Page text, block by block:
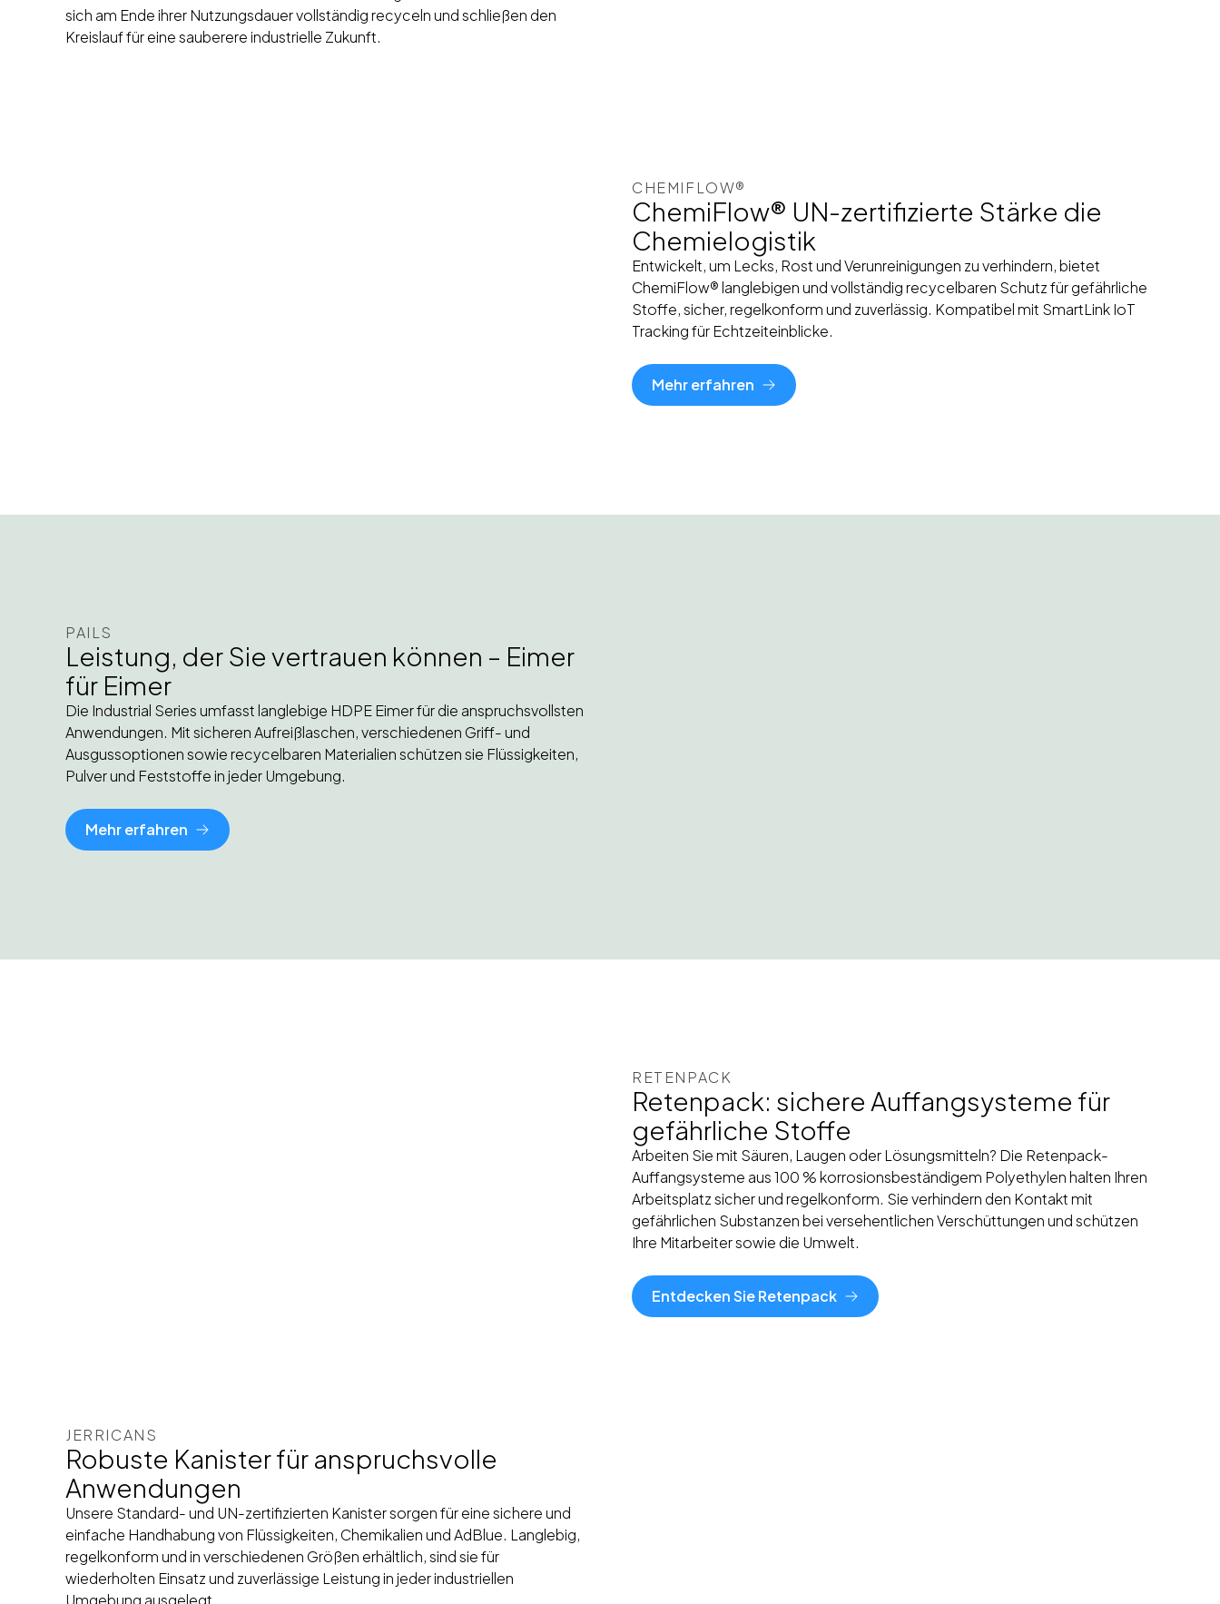
sich am Ende ihrer Nutzungsdauer vollständig recyceln und schließen den
Kreislauf für eine sauberere industrielle Zukunft.
CHEMIFLOW®
ChemiFlow® UN-zertifizierte Stärke die
Chemielogistik
Entwickelt, um Lecks, Rost und Verunreinigungen zu verhindern, bietet
ChemiFlow® langlebigen und vollständig recycelbaren Schutz für gefährliche
Stoffe, sicher, regelkonform und zuverlässig. Kompatibel mit SmartLink IoT
Tracking für Echtzeiteinblicke.
Mehr erfahren
PAILS
Leistung, der Sie vertrauen können – Eimer
für Eimer
Die Industrial Series umfasst langlebige HDPE Eimer für die anspruchsvollsten
Anwendungen. Mit sicheren Aufreißlaschen, verschiedenen Griff- und
Ausgussoptionen sowie recycelbaren Materialien schützen sie Flüssigkeiten,
Pulver und Feststoffe in jeder Umgebung.
Mehr erfahren
RETENPACK
Retenpack: sichere Auffangsysteme für
gefährliche Stoffe
Arbeiten Sie mit Säuren, Laugen oder Lösungsmitteln? Die Retenpack-
Auffangsysteme aus 100 % korrosionsbeständigem Polyethylen halten Ihren
Arbeitsplatz sicher und regelkonform. Sie verhindern den Kontakt mit
gefährlichen Substanzen bei versehentlichen Verschüttungen und schützen
Ihre Mitarbeiter sowie die Umwelt.
Entdecken Sie Retenpack
JERRICANS
Robuste Kanister für anspruchsvolle
Anwendungen
Unsere Standard- und UN-zertifizierten Kanister sorgen für eine sichere und
einfache Handhabung von Flüssigkeiten, Chemikalien und AdBlue. Langlebig,
regelkonform und in verschiedenen Größen erhältlich, sind sie für
wiederholten Einsatz und zuverlässige Leistung in jeder industriellen
Umgebung ausgelegt.